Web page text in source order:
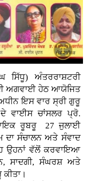
ਸਿੱਧੂ) ਅੰਤਰਰਾਸ਼ਟਰੀ
ਅਗਵਾਈ ਹੇਠ ਆਯੋਜਿਤ
ਇਸ ਵਾਰ ਸ੍ਰੀ ਗੁਰੂ
ਵਾਈਸ ਚਾਂਸਲਰ ਪ੍ਰੋ.
ਰੂਬਰੂ 27 ਜੁਲਾਈ
ਸੰਚਾਲਨ ਅਤੇ ਸੰਵਾਦ
ਉਹਨਾਂ ਵੱਲੋਂ ਕਰਵਾਇਆ
ਸਾਦਗੀ, ਸੰਘਰਸ਼ ਅਤੇ